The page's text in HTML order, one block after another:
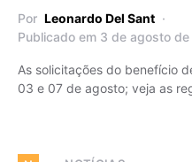
Por Leonardo Del Sant
Publicado em 3 de agosto
As solicitações do benefício
03 e 07 de agosto; veja as